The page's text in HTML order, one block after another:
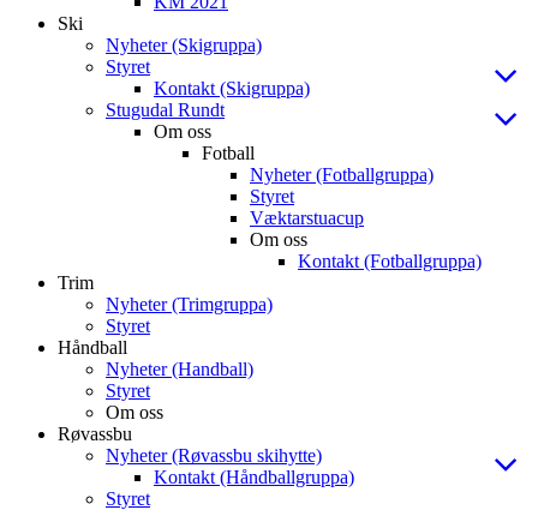
Ski
Nyheter (Skigruppa)
Styret
Kontakt (Skigruppa)
Stugudal Rundt
Om oss
Fotball
Nyheter (Fotballgruppa)
Styret
Væktarstuacup
Om oss
Kontakt (Fotballgruppa)
Trim
Nyheter (Trimgruppa)
Styret
Håndball
Nyheter (Handball)
Styret
Om oss
Røvassbu
Nyheter (Røvassbu skihytte)
Kontakt (Håndballgruppa)
Styret